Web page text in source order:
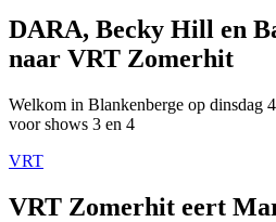
DARA, Becky Hill en
naar VRT Zomerhit
Welkom in Blankenberge op dinsdag
voor shows 3 en 4
VRT
VRT Zomerhit eert